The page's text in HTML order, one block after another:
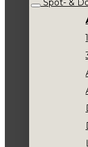
Spot- &